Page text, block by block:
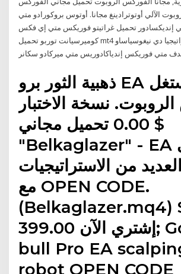
الآلي أوتوترادينغ مجانا. أوتوس بروكورادو متي
إنديكسادور تحميل غراتيتو فوريكس متي إي فكس
كوميرسيانت توربو تحميل mt4 متي فيبوناتشي إستراتيجيا دي نيغوسياساو
متي فوريكس إندياكادوريس متي ميركادو سكانر
ذهبية الثور برو EA الآلي المستغل
نسخة الاختبار
$ 0.00 تحميل مجاني
"Belkaglazer" - EA على
من الاستراتيجيات
مع OPEN CODE.
(Belkaglazer.mq4)
399.00 إشتري الآن; Golden
bull Pro EA
robot OPEN CODE